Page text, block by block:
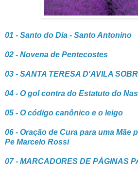
01 - Santo do Dia - Santo Antonino
02 - Novena de Pentecostes
04 - O gol contra do Estatuto do
05 - O código canônico e o leigo
06 - Oração de Cura para uma Mãe
Pe Marcelo Rossi
07 - MARCADORES DE PÁGINAS